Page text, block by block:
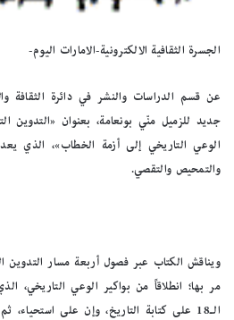
الجسرة الثقافية الالكترونية-الامارات اليوم-
عن قسم الدراسات والنشر في دائرة الثقافة
جديد للزميل منّي بونعامة، بعنوان «التدوين
الوعي التاريخي إلى أزمة الخطاب»، الذي
والتمحيص والتقصي.
ويناقش الكتاب عبر فصول أربعة مسار التدوين
مر بها؛ انطلاقاً من بواكير الوعي
الـ18 على كتابة التاريخ، وإن على